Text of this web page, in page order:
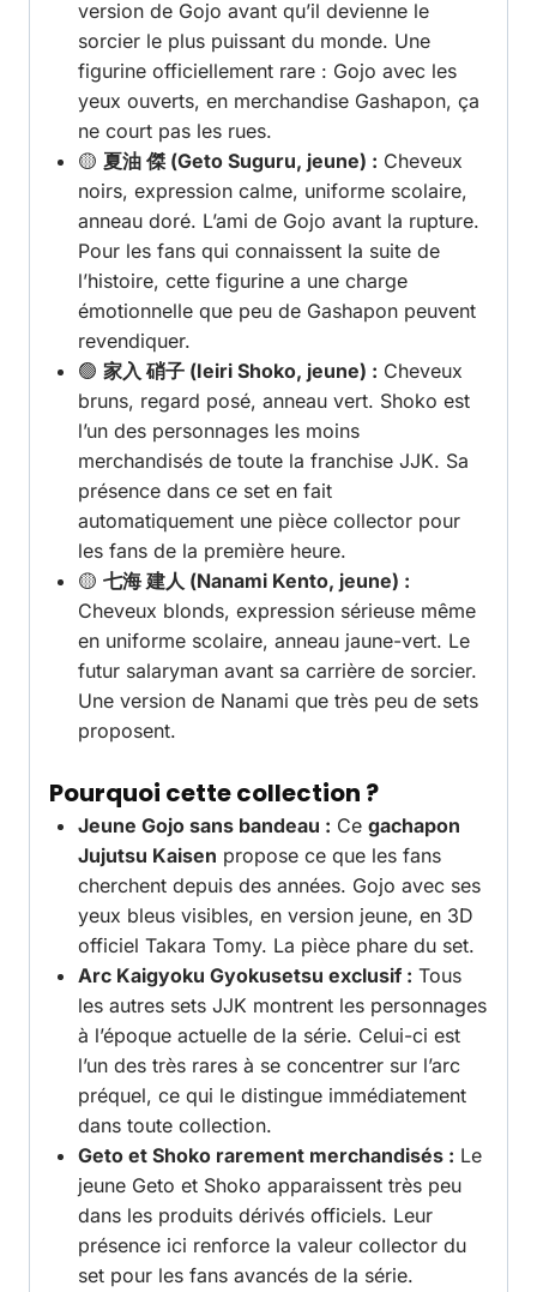
version de Gojo avant qu’il devienne le
sorcier le plus puissant du monde. Une
figurine officiellement rare : Gojo avec les
yeux ouverts, en merchandise Gashapon, ça
ne court pas les rues.
🟡 夏油 傑 (Geto Suguru, jeune) : Cheveux
noirs, expression calme, uniforme scolaire,
anneau doré. L’ami de Gojo avant la rupture.
Pour les fans qui connaissent la suite de
l’histoire, cette figurine a une charge
émotionnelle que peu de Gashapon peuvent
revendiquer.
🟢 家入 硝子 (Ieiri Shoko, jeune) : Cheveux
bruns, regard posé, anneau vert. Shoko est
l’un des personnages les moins
merchandisés de toute la franchise JJK. Sa
présence dans ce set en fait
automatiquement une pièce collector pour
les fans de la première heure.
🟡 七海 建人 (Nanami Kento, jeune) :
Cheveux blonds, expression sérieuse même
en uniforme scolaire, anneau jaune-vert. Le
futur salaryman avant sa carrière de sorcier.
Une version de Nanami que très peu de sets
proposent.
Pourquoi cette collection ?
Jeune Gojo sans bandeau : Ce gachapon
Jujutsu Kaisen propose ce que les fans
cherchent depuis des années. Gojo avec ses
yeux bleus visibles, en version jeune, en 3D
officiel Takara Tomy. La pièce phare du set.
Arc Kaigyoku Gyokusetsu exclusif : Tous
les autres sets JJK montrent les personnages
à l’époque actuelle de la série. Celui-ci est
l’un des très rares à se concentrer sur l’arc
préquel, ce qui le distingue immédiatement
dans toute collection.
Geto et Shoko rarement merchandisés : Le
jeune Geto et Shoko apparaissent très peu
dans les produits dérivés officiels. Leur
présence ici renforce la valeur collector du
set pour les fans avancés de la série.